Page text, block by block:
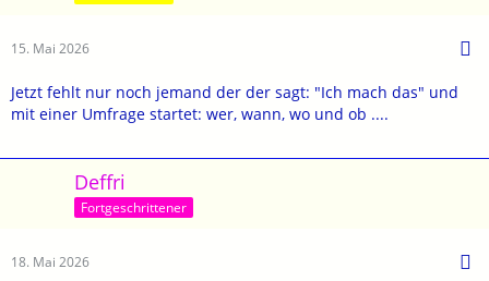
15. Mai 2026
Jetzt fehlt nur noch jemand der der sagt: "Ich mach das" und
mit einer Umfrage startet: wer, wann, wo und ob ....
Deffri
Fortgeschrittener
18. Mai 2026